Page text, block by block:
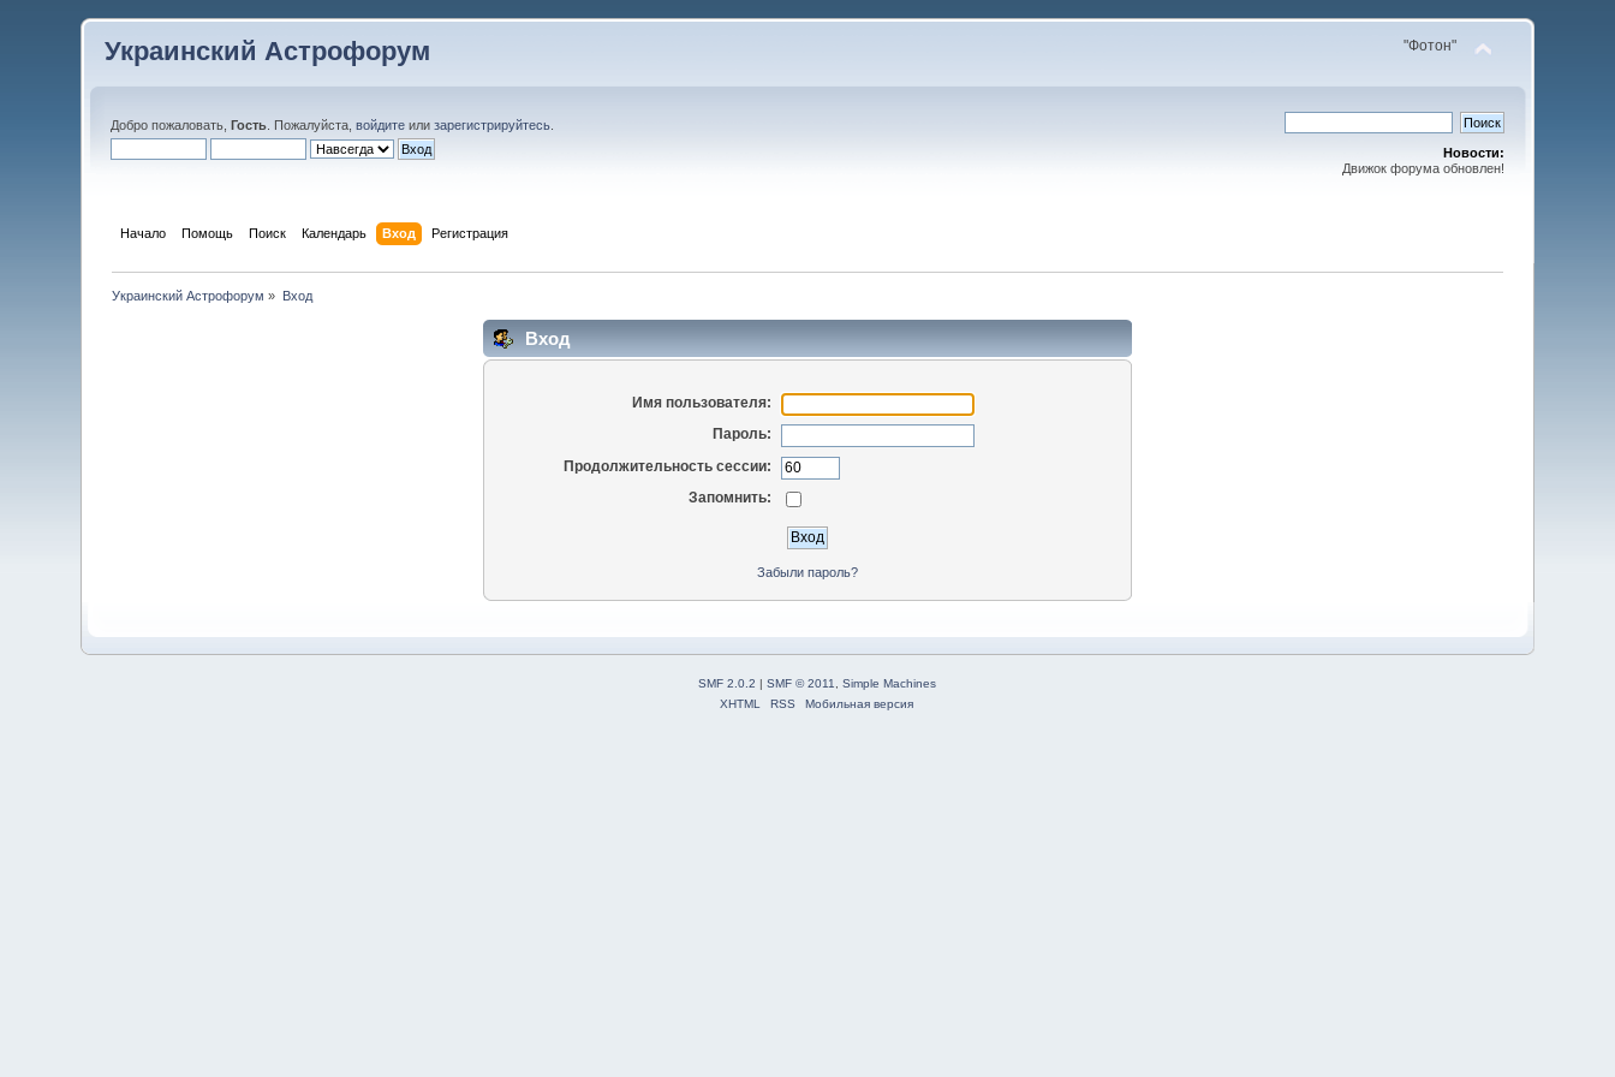
Украинский Астрофорум "Фотон"
Добро пожаловать,Гость . Пожалуйста,войдите илизарегистрируйтесь
Новости:
Движок форума обновлен!
Начало Помощь Поиск Календарь Вход Регистрация
Украинский Астрофорум » Вход
Вход
Имя пользователя:
Пароль:
Продолжительность сессии:
Запомнить:
Забыли пароль?
SMF 2.0.2 SMF © 2011, Simple Machines
XHTML
RSS Мобильная версия